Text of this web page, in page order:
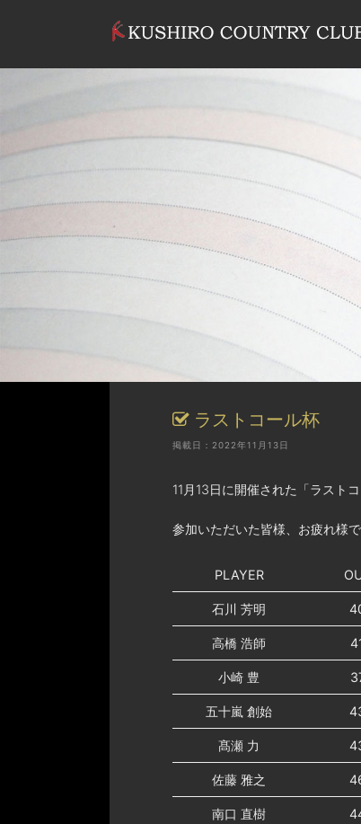
ラストコール杯
掲載日：2022年11月13日
11月13日に開催された「ラスト
参加いただいた皆様、お疲れ
PLAYER
石川 芳明
高橋 浩師
小崎 豊
五十嵐 創始
髙瀬 力
佐藤 雅之
南口 直樹